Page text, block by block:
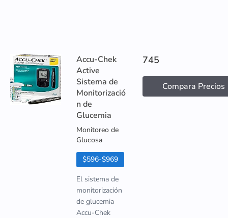
Accu-Chek
Active
Sistema de
Monitorizació
n de
Glucemia
Monitoreo de
Glucosa
$596-$969
El sistema de
monitorización
de glucemia
Accu-Chek
745
Compara Precios